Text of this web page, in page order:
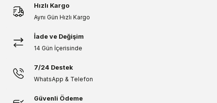
Hızlı Kargo
Aynı Gün Hızlı Kargo
İade ve Değişim
14 Gün İçerisinde
7/24 Destek
WhatsApp & Telefon
Güvenli Ödeme